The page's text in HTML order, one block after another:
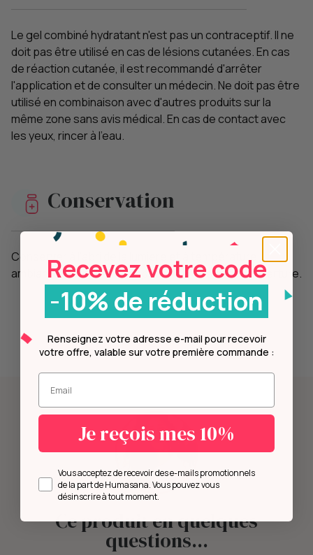
Le gel combiné hydratant n'est pas un contraceptif. Il ne
doit pas être utilisé en cas de lésions cutanées. En cas
de réaction cutanée, il est recommandé d'arrêter
l'application et de consulter un médecin. Ne doit pas être
utilisé en combinaison avec d'autres produits sur la
même zone sans avis médical. En cas de contact avec
les yeux, rincer à l'eau.
Conservation
Conserver à l'abri de la lumière et à température
ambiante. Date de péremption : 12 mois après ouverture.
Ce produit en quelques
questions...
Recevez votre code
-10% de réduction
Renseignez votre adresse e-mail pour recevoir
votre offre, valable sur votre première commande :
Entrez votre mail.
Je reçois mes 10%
Opt inVous acceptez de recevoir des e-mails promotionnels
de la part de Humasana. Vous pouvez vous
désinscrire à tout moment.